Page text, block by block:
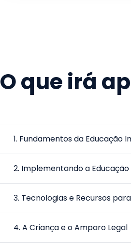
O que irá
1. Fundamentos da Educação
2. Implementando a Educação
3. Tecnologias e Recursos
4.A Criança e o Amparo Legal